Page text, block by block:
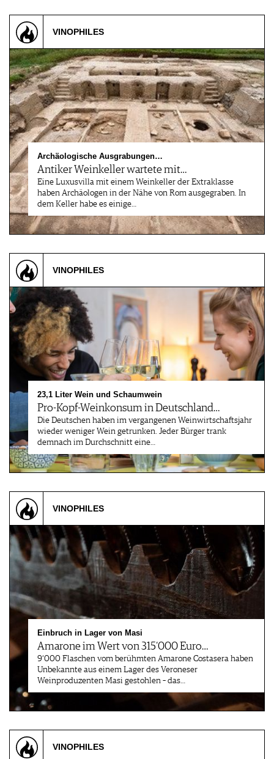
VINOPHILES
Archäologische Ausgrabungen…
Antiker Weinkeller wartete mit…
Eine Luxusvilla mit einem Weinkeller der Extraklasse
haben Archäologen in der Nähe von Rom ausgegraben. In
dem Keller habe es einige…
VINOPHILES
23,1 Liter Wein und Schaumwein
Pro-Kopf-Weinkonsum in Deutschland…
Die Deutschen haben im vergangenen Weinwirtschaftsjahr
wieder weniger Wein getrunken. Jeder Bürger trank
demnach im Durchschnitt eine…
VINOPHILES
Einbruch in Lager von Masi
Amarone im Wert von 315‘000 Euro…
9‘000 Flaschen vom berühmten Amarone Costasera haben
Unbekannte aus einem Lager des Veroneser
Weinproduzenten Masi gestohlen – das…
VINOPHILES